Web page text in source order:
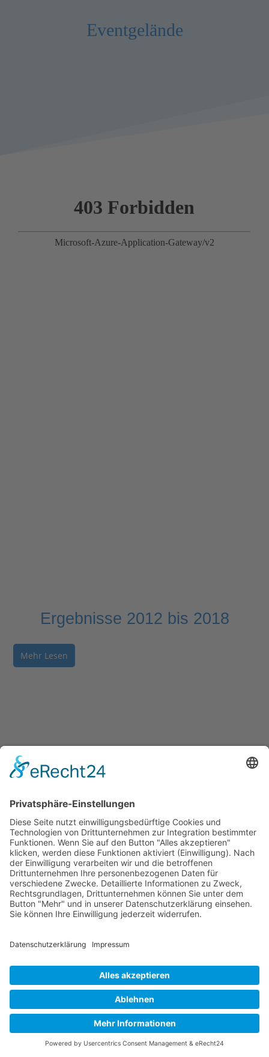
Eventgelände
Ergebnisse 2012 bis 2018
Mehr Lesen
Das Team
Organisation
Jakob Lenz
Christian Hafften
Wettfahrtleitung